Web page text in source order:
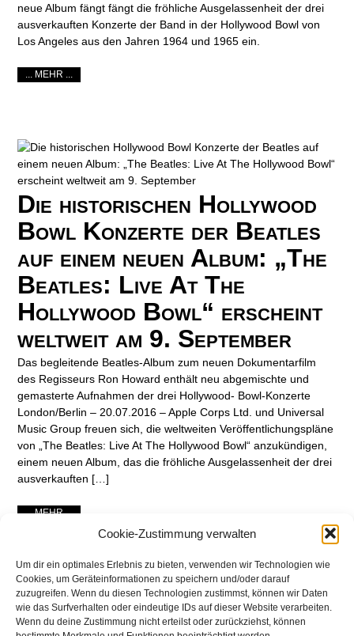
Cookie-Zustimmung verwalten
Um dir ein optimales Erlebnis zu bieten, verwenden wir Technologien wie
Cookies, um Geräteinformationen zu speichern und/oder darauf
zuzugreifen. Wenn du diesen Technologien zustimmst, können wir Daten
wie das Surfverhalten oder eindeutige IDs auf dieser Website verarbeiten.
Wenn du deine Zustimmung nicht erteilst oder zurückziehst, können
neue Album fängt fängt die fröhliche Ausgelassenheit der drei
ausverkauften Konzerte der Band in der Hollywood Bowl von
Los Angeles aus den Jahren 1964 und 1965 ein.
... MEHR ...
Die historischen Hollywood
Bowl Konzerte der Beatles
auf einem neuen Album: „The
Beatles: Live At The
Hollywood Bowl“ erscheint
weltweit am 9. September
Das begleitende Beatles-Album zum neuen Dokumentarfilm
des Regisseurs Ron Howard enthält neu abgemischte und
gemasterte Aufnahmen der drei Hollywood- Bowl-Konzerte
London/Berlin – 20.07.2016 – Apple Corps Ltd. und Universal
Music Group freuen sich, die weltweiten Veröffentlichungspläne
von „The Beatles: Live At The Hollywood Bowl“ anzukündigen,
einem neuen Album, das die fröhliche Ausgelassenheit der drei
ausverkauften […]
... MEHR ...